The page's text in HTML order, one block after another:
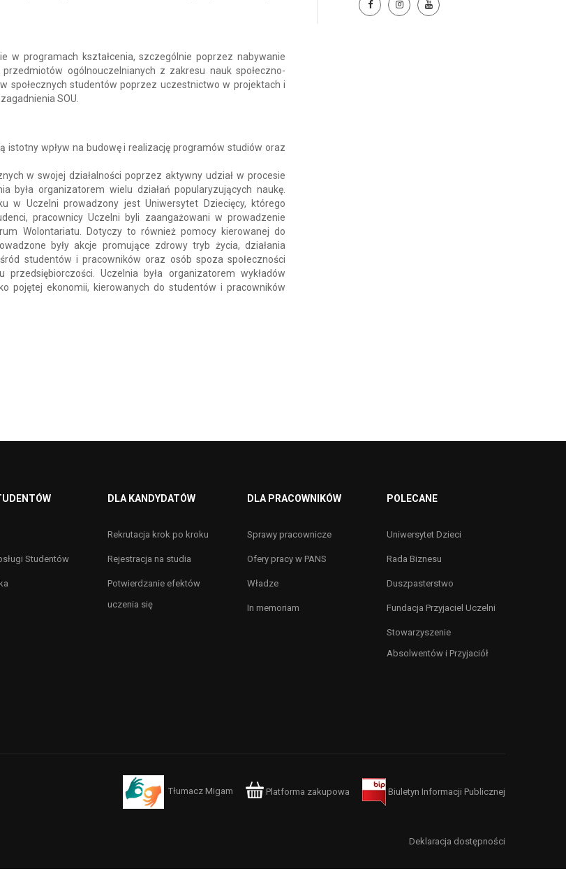
w programach kształcenia, szczególnie poprzez nabywanie
ogólnouczelnianych z zakresu nauk społeczno-
społecznych studentów poprzez uczestnictwo w projektach i
SOU.
istotny wpływ na budowę i realizację programów studiów oraz
w swojej działalności poprzez aktywny udział w procesie
była organizatorem wielu działań popularyzujących naukę.
w Uczelni prowadzony jest Uniwersytet Dziecięcy, którego
pracownicy Uczelni byli zaangażowani w prowadzenie
Wolontariatu. Dotyczy to również pomocy kierowanej do
były akcje promujące zdrowy tryb życia, działania
studentów i pracowników oraz osób spoza społeczności
Uczelnia była organizatorem wykładów
pojętej ekonomii, kierowanych do studentów i pracowników
Studentów
DLA KANDYDATÓW
Rekrutacja krok po kroku
Rejestracja na studia
Potwierdzanie efektów
uczenia się
DLA PRACOWNIKÓW
Sprawy pracownicze
Ofery pracy w PANS
Władze
In memoriam
POLECANE
Uniwersytet Dzieci
Rada Biznesu
Duszpasterstwo
Fundacja Przyjaciel Uczelni
Stowarzyszenie
Absolwentów i Przyjaciół
Tłumacz Migam Platforma zakupowa Biuletyn Informacji Publicznej
Deklaracja dostępności